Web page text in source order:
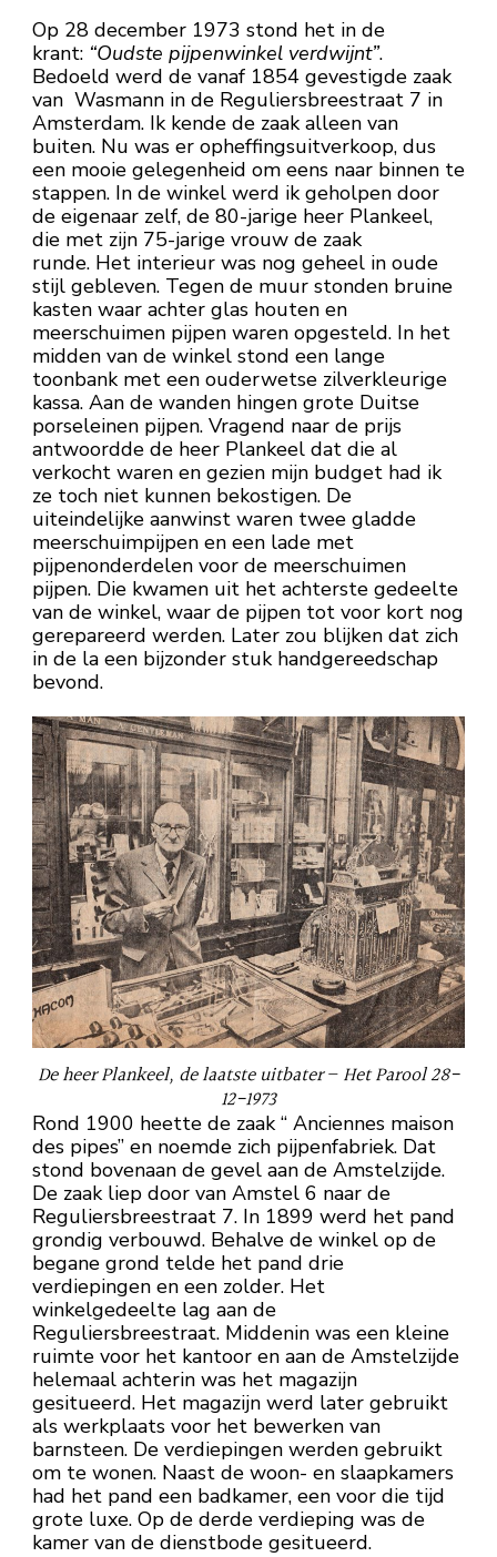
Op 28 december 1973 stond het in de
krant: “Oudste pijpenwinkel verdwijnt”.
Bedoeld werd de vanaf 1854 gevestigde zaak
van Wasmann in de Reguliersbreestraat 7 in
Amsterdam. Ik kende de zaak alleen van
buiten. Nu was er opheffingsuitverkoop, dus
een mooie gelegenheid om eens naar binnen te
stappen. In de winkel werd ik geholpen door
de eigenaar zelf, de 80-jarige heer Plankeel,
die met zijn 75-jarige vrouw de zaak
runde. Het interieur was nog geheel in oude
stijl gebleven. Tegen de muur stonden bruine
kasten waar achter glas houten en
meerschuimen pijpen waren opgesteld. In het
midden van de winkel stond een lange
toonbank met een ouderwetse zilverkleurige
kassa. Aan de wanden hingen grote Duitse
porseleinen pijpen. Vragend naar de prijs
antwoordde de heer Plankeel dat die al
verkocht waren en gezien mijn budget had ik
ze toch niet kunnen bekostigen. De
uiteindelijke aanwinst waren twee gladde
meerschuimpijpen en een lade met
pijpenonderdelen voor de meerschuimen
pijpen. Die kwamen uit het achterste gedeelte
van de winkel, waar de pijpen tot voor kort nog
gerepareerd werden. Later zou blijken dat zich
in de la een bijzonder stuk handgereedschap
bevond.
De heer Plankeel, de laatste uitbater–Het Parool 28-
12-1973
Rond 1900 heette de zaak “ Anciennes maison
des pipes” en noemde zich pijpenfabriek. Dat
stond bovenaan de gevel aan de Amstelzijde.
De zaak liep door van Amstel 6 naar de
Reguliersbreestraat 7. In 1899 werd het pand
grondig verbouwd. Behalve de winkel op de
begane grond telde het pand drie
verdiepingen en een zolder. Het
winkelgedeelte lag aan de
Reguliersbreestraat. Middenin was een kleine
ruimte voor het kantoor en aan de Amstelzijde
helemaal achterin was het magazijn
gesitueerd. Het magazijn werd later gebruikt
als werkplaats voor het bewerken van
barnsteen. De verdiepingen werden gebruikt
om te wonen. Naast de woon- en slaapkamers
had het pand een badkamer, een voor die tijd
grote luxe. Op de derde verdieping was de
kamer van de dienstbode gesitueerd.